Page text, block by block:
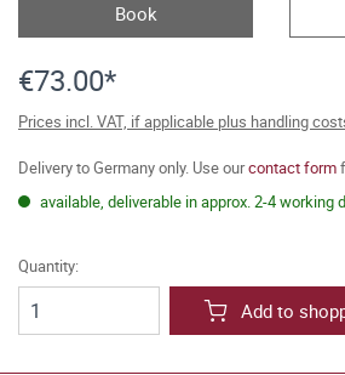
Book
€73.00*
Prices incl. VAT, if applicable plus handling
Delivery to Germany only. Use ourcontact form
available, deliverable in approx. 2-4 working
Quantity:
Add to